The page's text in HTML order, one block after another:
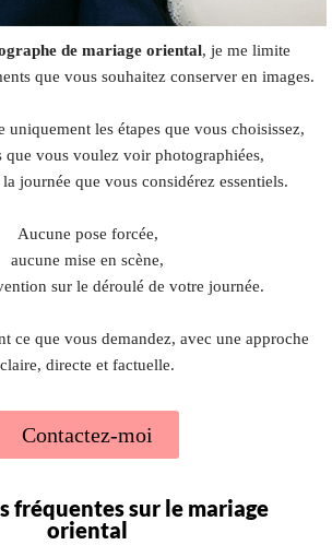
de mariage oriental, je me limite
que vous souhaitez conserver en images.
uniquement les étapes que vous choisissez,
que vous voulez voir photographiées,
journée que vous considérez essentiels.
Aucune pose forcée,
aucune mise en scène,
sur le déroulé de votre journée.
ce que vous demandez, avec une approche
claire, directe et factuelle.
Contactez-moi
fréquentes sur le mariage
oriental